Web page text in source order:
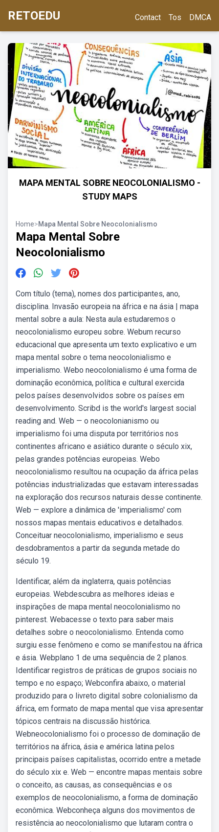
RETOEDU Contact Tos DMCA
MAPA MENTAL SOBRE NEOCOLONIALISMO -
STUDY MAPS
Home>Mapa Mental Sobre Neocolonialismo
Mapa Mental Sobre
Neocolonialismo
Com título (tema), nomes dos participantes, ano,
disciplina. Invasão europeia na áfrica e na ásia | mapa
mental sobre a aula: Nesta aula estudaremos o
neocolonialismo europeu sobre. Webum recurso
educacional que apresenta um texto explicativo e um
mapa mental sobre o tema neocolonialismo e
imperialismo. Webo neocolonialismo é uma forma de
dominação econômica, política e cultural exercida
pelos países desenvolvidos sobre os países em
desenvolvimento. Scribd is the world's largest social
reading and. Web — o neocolonianismo ou
imperialismo foi uma disputa por territórios nos
continentes africano e asiático durante o século xix,
pelas grandes potências europeias. Webo
neocolonialismo resultou na ocupação da áfrica pelas
potências industrializadas que estavam interessadas
na exploração dos recursos naturais desse continente.
Web — explore a dinâmica de 'imperialismo' com
nossos mapas mentais educativos e detalhados.
Conceituar neocolonialismo, imperialismo e seus
desdobramentos a partir da segunda metade do
século 19.
Identificar, além da inglaterra, quais potências
europeias. Webdescubra as melhores ideias e
inspirações de mapa mental neocolonialismo no
pinterest. Webacesse o texto para saber mais
detalhes sobre o neocolonialismo. Entenda como
surgiu esse fenômeno e como se manifestou na áfrica
e ásia. Webplano 1 de uma sequência de 2 planos.
Identificar registros de práticas de grupos sociais no
tempo e no espaço; Webconfira abaixo, o material
produzido para o livreto digital sobre colonialismo da
áfrica, em formato de mapa mental que visa apresentar
tópicos centrais na discussão histórica.
Webneocolonialismo foi o processo de dominação de
territórios na áfrica, ásia e américa latina pelos
principais países capitalistas, ocorrido entre a metade
do século xix e. Web — encontre mapas mentais sobre
o conceito, as causas, as consequências e os
exemplos de neocolonialismo, a forma de dominação
econômica. Webconheça alguns dos movimentos de
resistência ao neocolonialismo que lutaram contra o